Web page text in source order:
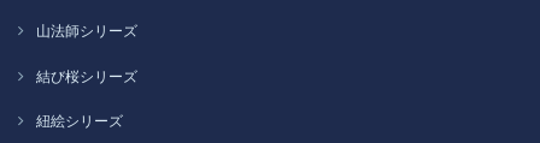
山法師シリーズ
結び桜シリーズ
紐絵シリーズ